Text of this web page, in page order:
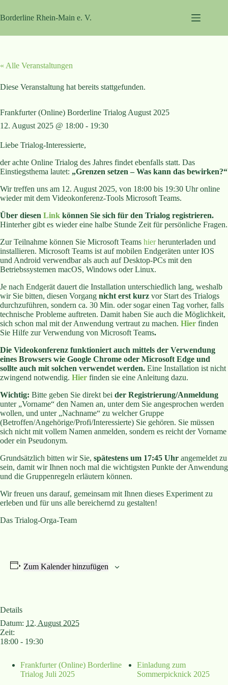
Inhalt
springen
Borderline Rhein-Main e. V.
« Alle Veranstaltungen
Diese Veranstaltung hat bereits stattgefunden.
Frankfurter (Online) Borderline Trialog August 2025
12. August 2025 @ 18:00 - 19:30
Liebe Trialog-Interessierte,
der achte Online Trialog des Jahres findet ebenfalls statt. Das
Einstiegsthema lautet: „Grenzen setzen – Was kann das bewirken?“
Wir treffen uns am 12. August 2025, von 18:00 bis 19:30 Uhr online
wieder mit dem Videokonferenz-Tools Microsoft Teams.
Über diesen Link können Sie sich für den Trialog registrieren.
Hinterher gibt es wieder eine halbe Stunde Zeit für persönliche Fragen.
Zur Teilnahme können Sie Microsoft Teams hierherunterladen und
installieren. Microsoft Teams ist auf mobilen Endgeräten unter IOS
und Android verwendbar als auch auf Desktop-PCs mit den
Betriebssystemen macOS, Windows oder Linux.
Je nach Endgerät dauert die Installation unterschiedlich lang, weshalb
wir Sie bitten, diesen Vorgang nicht erst kurz vor Start des Trialogs
durchzuführen, sondern ca. 30 Min. oder sogar einen Tag vorher, falls
technische Probleme auftreten. Damit haben Sie auch die Möglichkeit,
sich schon mal mit der Anwendung vertraut zu machen. Hier finden
Sie Hilfe zur Verwendung von Microsoft Teams.
Die Videokonferenz funktioniert auch mittels der Verwendung
eines Browsers wie Google Chrome oder Microsoft Edge und
sollte auch mit solchen verwendet werden. Eine Installation ist nicht
zwingend notwendig. Hier finden sie eine Anleitung dazu.
Wichtig: Bitte geben Sie direkt bei der Registrierung/Anmeldung
unter „Vorname“ den Namen an, unter dem Sie angesprochen werden
wollen, und unter „Nachname“ zu welcher Gruppe
(Betroffen/Angehörige/Profi/Interessierte) Sie gehören. Sie müssen
sich nicht mit vollem Namen anmelden, sondern es reicht der Vorname
oder ein Pseudonym.
Grundsätzlich bitten wir Sie, spätestens um 17:45 Uhr angemeldet zu
sein, damit wir Ihnen noch mal die wichtigsten Punkte der Anwendung
und die Gruppenregeln erläutern können.
Wir freuen uns darauf, gemeinsam mit Ihnen dieses Experiment zu
erleben und für uns alle bereichernd zu gestalten!
Das Trialog-Orga-Team
Zum Kalender hinzufügen
Details
Datum: 12. August 2025
Zeit:
18:00 - 19:30
Frankfurter (Online) Borderline
Trialog Juli 2025
Einladung zum
Sommerpicknick 2025